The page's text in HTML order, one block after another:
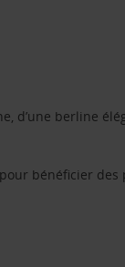
d’une berline
pour bénéficier des